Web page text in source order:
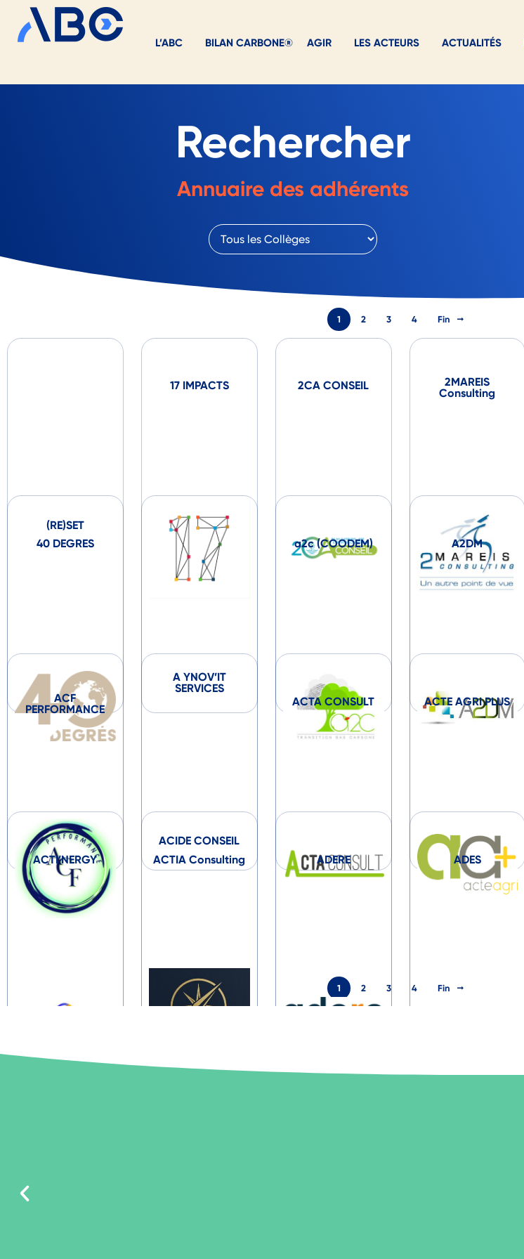
L’ABC BILAN CARBONE® AGIR LES ACTEURS ACTUALITÉS
Rechercher
Annuaire des adhérents
1 2 3 4 Fin
(RE)SET
17 IMPACTS 2CA CONSEIL 2MAREIS
Consulting
40 DEGRES
A YNOV’IT
SERVICES
a2c (COODEM) A2DM
ACF
PERFORMANCE
ACIDE CONSEIL
ACTA CONSULT ACTE AGRI PLUS
ACTI’NERGY ACTIA Consulting ADERE ADES
1 2 3 4 Fin